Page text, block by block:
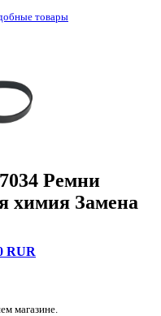
товары
Ремни
химия Замена
RUR
магазине.